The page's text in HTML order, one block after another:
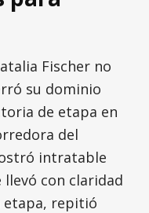
Fischer no
su dominio
de etapa en
del
intratable
con claridad
etapa, repitió